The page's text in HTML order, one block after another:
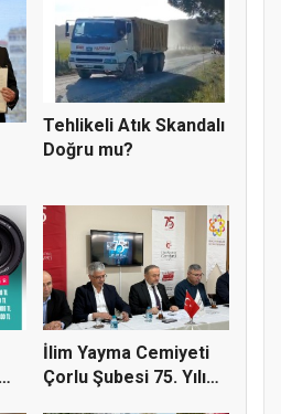
Tehlikeli Atık Skandalı
Doğru mu?
İlim Yayma Cemiyeti
Çorlu Şubesi 75. Yılı